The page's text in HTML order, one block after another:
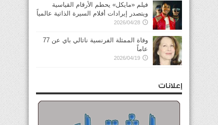
فيلم «مايكل» يحطم الأرقام القياسية
ويتصدر إيرادات أفلام السيرة الذاتية عالمياً
2026/04/28
وفاة الممثلة الفرنسية ناتالي باي عن 77
عاماً
2026/04/19
إعلانات